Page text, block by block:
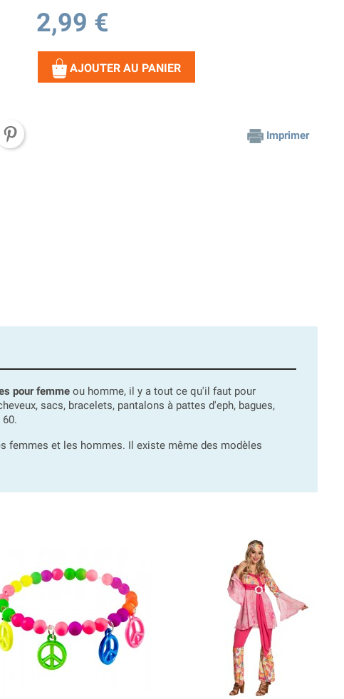
2,99 €
AJOUTER AU PANIER
Imprimer
pour femme ou homme, il y a tout ce qu'il faut pour
sacs, bracelets, pantalons à pattes d'eph, bagues,
femmes et les hommes. Il existe même des modèles